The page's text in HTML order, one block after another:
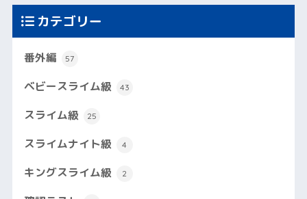
カテゴリー
番外編 57
ベビースライム級 43
スライム級 25
スライムナイト級 4
キングスライム級 2